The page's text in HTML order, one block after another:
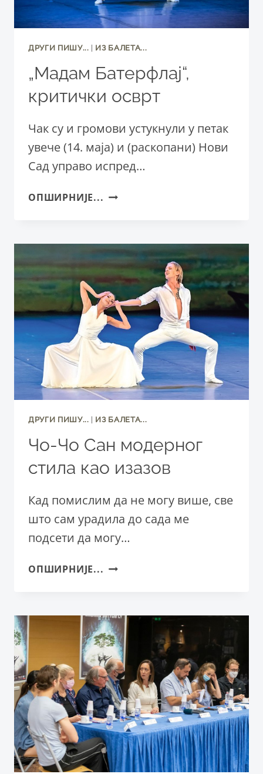
ДРУГИ ПИШУ... | ИЗ БАЛЕТА...
„Мадам Батерфлај“,
критички осврт
Чак су и громови устукнули у петак
увече (14. маја) и (раскопани) Нови
Сад управо испред…
ОПШИРНИЈЕ... „МАДАМ
ДРУГИ ПИШУ... ИЗ БАЛЕТА...
Чо-Чо Сан модерног
стила као изазов
Кад помислим да не могу више, све
што сам урадила до сада ме
подсети да могу…
ОПШИРНИЈЕ... ЧО-
СТИЛА
КАО
ИЗАЗОВ